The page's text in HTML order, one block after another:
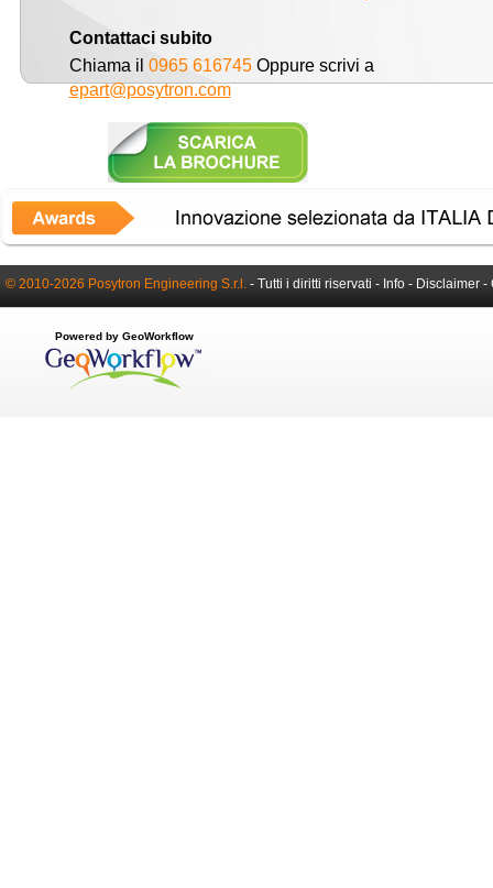
Contattaci subito
Chiama il 0965 616745Oppure scrivi a
epart@posytron.com
© 2010-2026 Posytron Engineering S.r.l. - Tutti i diritti riservati - Info - Disclaimer -
Powered by GeoWorkflow